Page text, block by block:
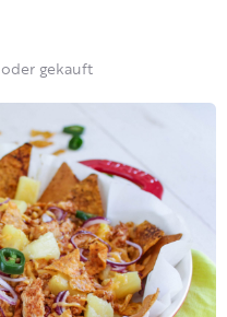
oder gekauft